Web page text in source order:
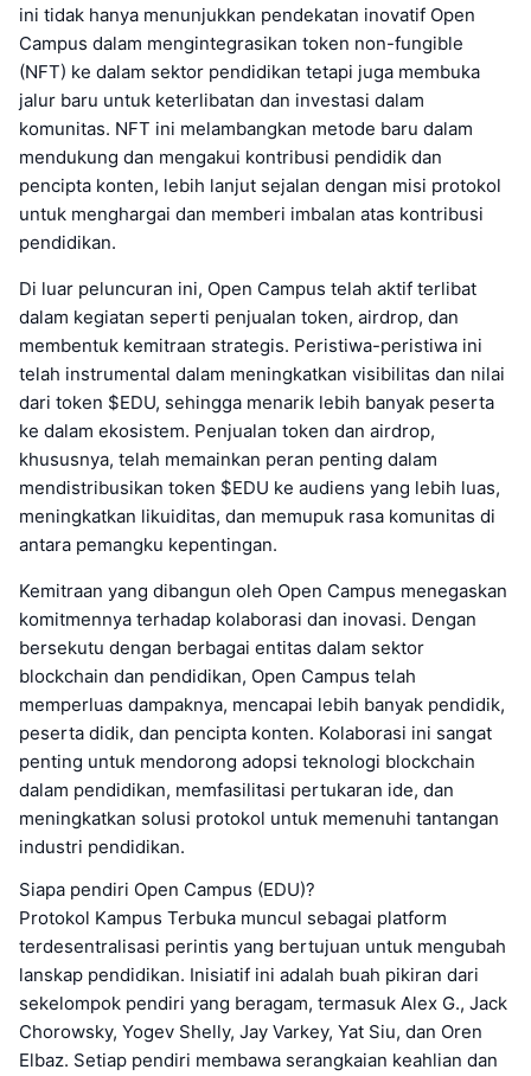
ini tidak hanya menunjukkan pendekatan inovatif Open
Campus dalam mengintegrasikan token non-fungible
(NFT) ke dalam sektor pendidikan tetapi juga membuka
jalur baru untuk keterlibatan dan investasi dalam
komunitas. NFT ini melambangkan metode baru dalam
mendukung dan mengakui kontribusi pendidik dan
pencipta konten, lebih lanjut sejalan dengan misi protokol
untuk menghargai dan memberi imbalan atas kontribusi
pendidikan.
Di luar peluncuran ini, Open Campus telah aktif terlibat
dalam kegiatan seperti penjualan token, airdrop, dan
membentuk kemitraan strategis. Peristiwa-peristiwa ini
telah instrumental dalam meningkatkan visibilitas dan nilai
dari token $EDU, sehingga menarik lebih banyak peserta
ke dalam ekosistem. Penjualan token dan airdrop,
khususnya, telah memainkan peran penting dalam
mendistribusikan token $EDU ke audiens yang lebih luas,
meningkatkan likuiditas, dan memupuk rasa komunitas di
antara pemangku kepentingan.
Kemitraan yang dibangun oleh Open Campus menegaskan
komitmennya terhadap kolaborasi dan inovasi. Dengan
bersekutu dengan berbagai entitas dalam sektor
blockchain dan pendidikan, Open Campus telah
memperluas dampaknya, mencapai lebih banyak pendidik,
peserta didik, dan pencipta konten. Kolaborasi ini sangat
penting untuk mendorong adopsi teknologi blockchain
dalam pendidikan, memfasilitasi pertukaran ide, dan
meningkatkan solusi protokol untuk memenuhi tantangan
industri pendidikan.
Siapa pendiri Open Campus (EDU)?
Protokol Kampus Terbuka muncul sebagai platform
terdesentralisasi perintis yang bertujuan untuk mengubah
lanskap pendidikan. Inisiatif ini adalah buah pikiran dari
sekelompok pendiri yang beragam, termasuk Alex G., Jack
Chorowsky, Yogev Shelly, Jay Varkey, Yat Siu, dan Oren
Elbaz. Setiap pendiri membawa serangkaian keahlian dan